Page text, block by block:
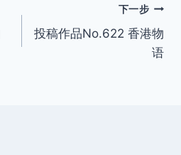
下一步
投稿作品No.622 香港物
语